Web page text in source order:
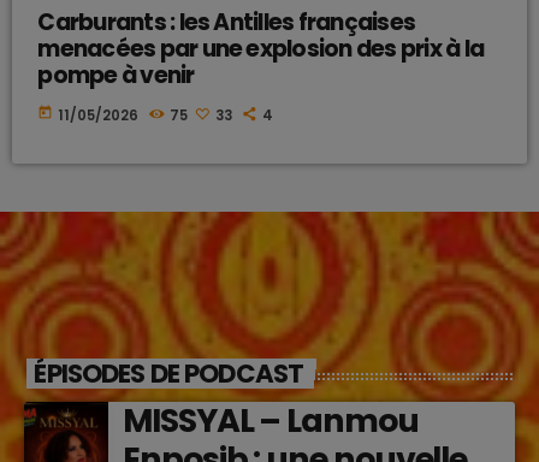
Carburants : les Antilles françaises
menacées par une explosion des prix à la
pompe à venir
today 11/05/2026 75 33 4
ÉPISODES DE PODCAST
MISSYAL – Lanmou